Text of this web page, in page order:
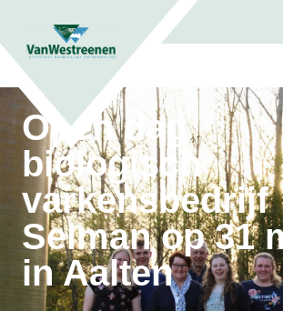
Open dag
biologisch
varkensbedrijf
Selman op 31
in Aalten